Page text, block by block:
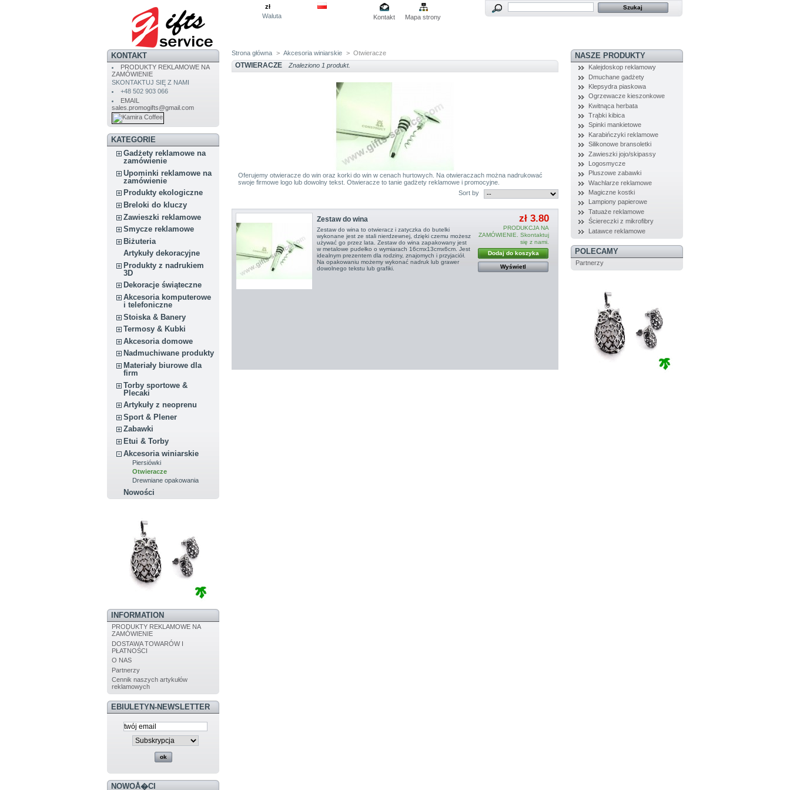
zł
Waluta
Kontakt Mapa strony
KONTAKT
PRODUKTY REKLAMOWE NA
ZAMÓWIENIE
SKONTAKTUJ SIĘ Z NAMI
+48 502 903 066
EMAIL
sales.promogifts@gmail.com
KATEGORIE
Gadżety reklamowe na
zamówienie
Upominki reklamowe na
zamówienie
Produkty ekologiczne
Breloki do kluczy
Zawieszki reklamowe
Smycze reklamowe
Biżuteria
Artykuły dekoracyjne
Produkty z nadrukiem
3D
Dekoracje świąteczne
Akcesoria komputerowe
i telefoniczne
Stoiska & Banery
Termosy & Kubki
Akcesoria domowe
Nadmuchiwane produkty
Materiały biurowe dla
firm
Torby sportowe &
Plecaki
Artykuły z neoprenu
Sport & Plener
Zabawki
Etui & Torby
Akcesoria winiarskie
Piersiówki
Otwieracze
Drewniane opakowania
Nowości
INFORMATION
PRODUKTY REKLAMOWE NA
ZAMÓWIENIE
DOSTAWA TOWARÓW I
PŁATNOŚCI
O NAS
Partnerzy
Cennik naszych artykułów
reklamowych
EBIULETYN-NEWSLETTER
NOWOÅ�CI
Strona główna > Akcesoria winiarskie > Otwieracze
OTWIERACZE Znaleziono 1 produkt.
Oferujemy otwieracze do win oraz korki do win w cenach hurtowych. Na otwieraczach można nadrukować
swoje firmowe logo lub dowolny tekst. Otwieracze to tanie gadżety reklamowe i promocyjne.
Sort by
Zestaw do wina
Zestaw do wina to otwieracz i zatyczka do butelki
wykonane jest ze stali nierdzewnej, dzięki czemu możesz
używać go przez lata. Zestaw do wina zapakowany jest
w metalowe pudełko o wymiarach 16cmx13cmx6cm. Jest
idealnym prezentem dla rodziny, znajomych i przyjaciół.
Na opakowaniu możemy wykonać nadruk lub grawer
dowolnego tekstu lub grafiki.
zł 3.80
PRODUKCJA NA
ZAMÓWIENIE. Skontaktuj
się z nami.
Dodaj do koszyka
Wyświetl
NASZE PRODUKTY
Kalejdoskop reklamowy
Dmuchane gadżety
Klepsydra piaskowa
Ogrzewacze kieszonkowe
Kwitnąca herbata
Trąbki kibica
Spinki mankietowe
Karabińczyki reklamowe
Silikonowe bransoletki
Zawieszki jojo/skipassy
Logosmycze
Pluszowe zabawki
Wachlarze reklamowe
Magiczne kostki
Lampiony papierowe
Tatuaże reklamowe
Ściereczki z mikrofibry
Latawce reklamowe
POLECAMY
Partnerzy